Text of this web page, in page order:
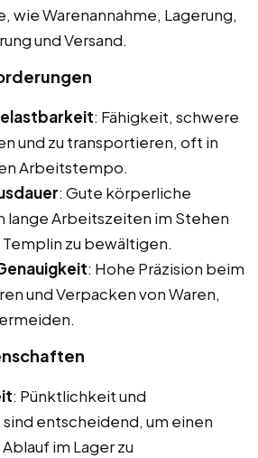
wie Warenannahme, Lagerung,
und Versand.
: Fähigkeit, schwere
und zu transportieren, oft in
Arbeitstempo.
: Gute körperliche
lange Arbeitszeiten im Stehen
zu bewältigen.
: Hohe Präzision beim
und Verpacken von Waren,
: Pünktlichkeit und
entscheidend, um einen
im Lager zu